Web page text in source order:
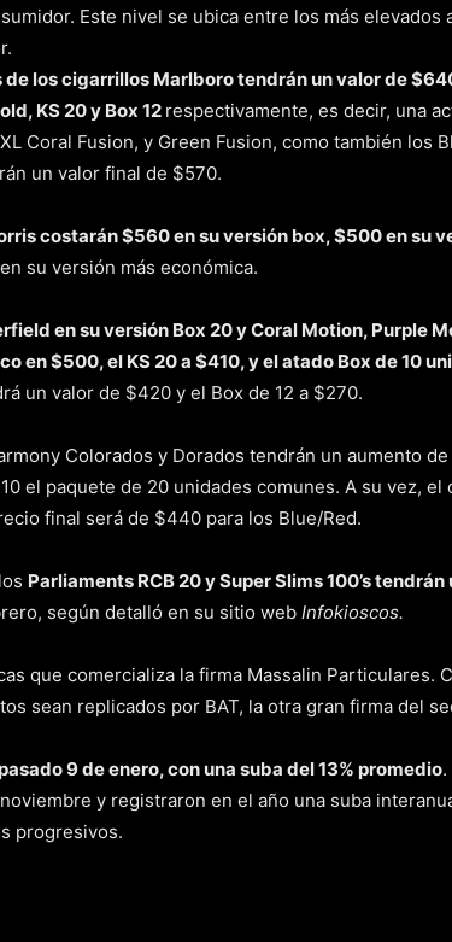
Este nivel se ubica entre los más elevados
de los cigarrillos Marlboro tendrán un valor de
KS 20 y Box 12 respectivamente, es decir, una
Coral Fusion, y Green Fusion, como también los
un valor final de $570.
costarán $560 en su versión box, $500 en su
en su versión más económica.
en su versión Box 20 y Coral Motion, Purple
en $500, el KS 20 a $410, y el atado Box de 10
un valor de $420 y el Box de 12 a $270.
Colorados y Dorados tendrán un aumento
el paquete de 20 unidades comunes. A su vez, el
final será de $440 para los Blue/Red.
Parliaments RCB 20 y Super Slims 100’s
según detalló en su sitio web Infokioscos.
que comercializa la firma Massalin Particulares.
sean replicados por BAT, la otra gran firma del
9 de enero, con una suba del 13% promedio
y registraron en el año una suba
progresivos.